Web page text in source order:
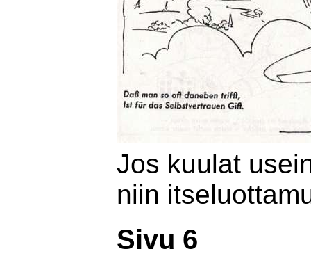
Jos kuulat
niin
Sivu 6